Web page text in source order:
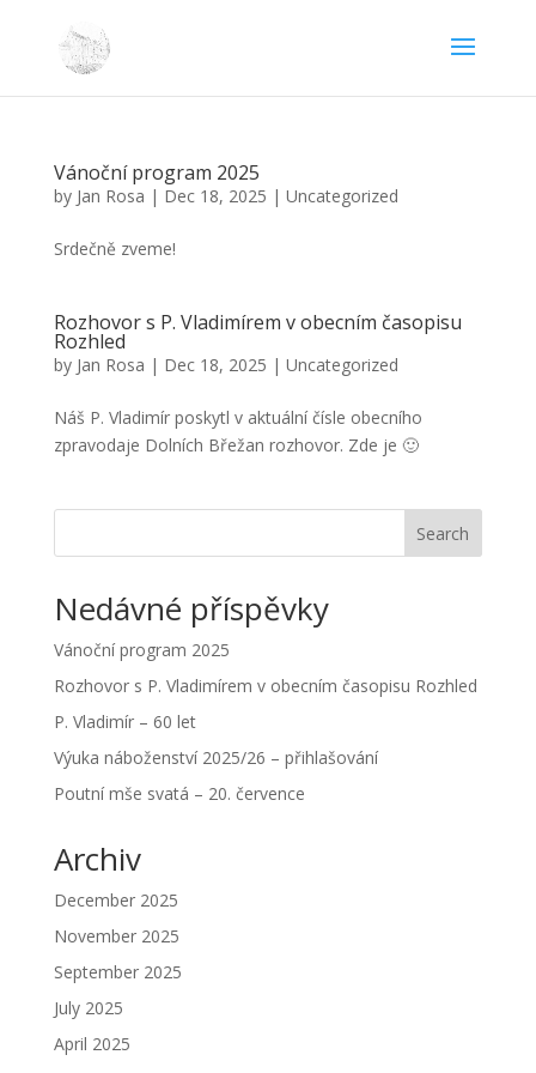
Vánoční program 2025
by Jan Rosa | Dec 18, 2025 | Uncategorized
Srdečně zveme!
Rozhovor s P. Vladimírem v obecním časopisu
Rozhled
by Jan Rosa | Dec 18, 2025 | Uncategorized
Náš P. Vladimír poskytl v aktuální čísle obecního
zpravodaje Dolních Břežan rozhovor. Zde je 🙂
Search
Nedávné příspěvky
Vánoční program 2025
Rozhovor s P. Vladimírem v obecním časopisu Rozhled
P. Vladimír – 60 let
Výuka náboženství 2025/26 – přihlašování
Poutní mše svatá – 20. července
Archiv
December 2025
November 2025
September 2025
July 2025
April 2025